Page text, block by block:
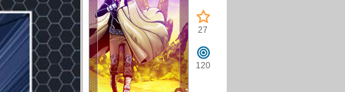
27
120